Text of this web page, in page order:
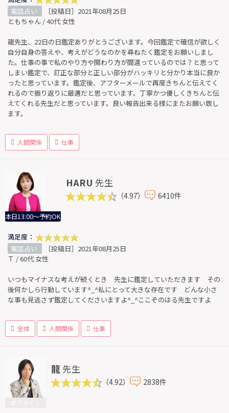
電話占い
［投稿日］2021年08月25日
ともちゃん / 40代 女性
龍先生、22日の日鑑定ありがとうございます。今回鑑定で確信が欲しく
自分自身の答えや、考えがどうなのかを尋ねたく鑑定をお願いしまし
た。仕事の事で私のやり方や関わり方が間違っているのでは？と思って
しまい鑑定で、訂正な部分と正しい部分がハッキリと分かり本当に良か
ったと思っています。鑑定後、アフターメールで再度きちんと伝えてく
れるので振り返りに最適だと思っています。丁寧かつ優しくきちんと伝
えてくれる先生だと思っています。良い報告出来る様にまたお願い致し
ます。
人間関係 仕事
本日13:00～予約OK
HARU 先生
（4.97） 6410件
満足度：
電話占い
［投稿日］2021年08月25日
Ｔ / 60代 女性
いつもマイナスな考えが続くとき 先生に鑑定していただきます その
後何かしら行動しています^_^私にとって大きな存在です どんな小さ
な事も見逃さず鑑定してくださいますよ^_^ここぞのはる先生ですよ
全体 人間関係 仕事
龍 先生
（4.92） 2838件